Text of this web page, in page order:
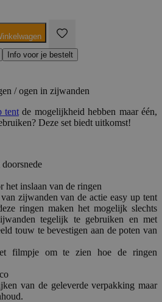
Info voor je bestelt
/ ogen in zijwanden
tentde mogelijkheid hebben maar één,
Deze set biedt uitkomst!
het inslaan van de ringen
zijwanden van de actie easy up tent
ringen maken het mogelijk slechts
tegelijk te gebruiken en met
touw te bevestigen aan de poten van
filmpje om te zien hoe de ringen
van de geleverde verpakking maar